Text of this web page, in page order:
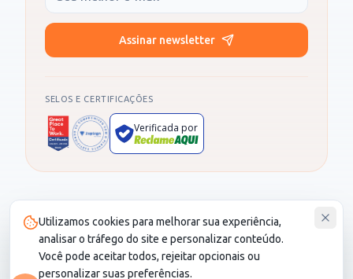
Assinar newsletter
SELOS E CERTIFICAÇÕES
Verificada por
30.987.115/0001-82. CS Saúde é um cartão de desconto e não é um
plano de saúde.
Utilizamos cookies para melhorar sua experiência,
analisar o tráfego do site e personalizar conteúdo.
Você pode aceitar todos, rejeitar opcionais ou
personalizar suas preferências.